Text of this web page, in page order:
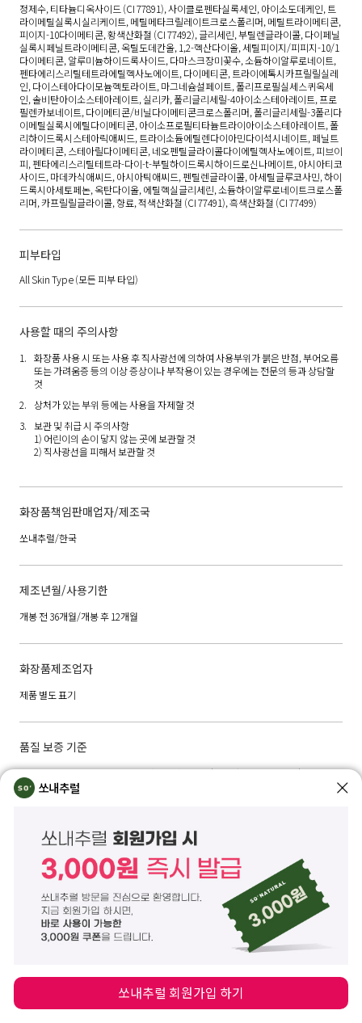
정제수, 티타늄디옥사이드 (CI 77891), 사이클로펜타실록세인, 아이소도데케인, 트
라이메틸실록시실리케이트, 메틸메타크릴레이트크로스폴리머, 메틸트라이메티콘,
피이지-10다이메티콘, 황색산화철 (CI 77492), 글리세린, 부틸렌글라이콜, 다이페닐
실록시페닐트라이메티콘, 옥틸도데칸올, 1,2-헥산다이올, 세틸피이지/피피지-10/1
다이메티콘, 알루미늄하이드록사이드, 다마스크장미꽃수, 소듐하이알루로네이트,
펜타에리스리틸테트라에틸헥사노에이트, 다이메티콘, 트라이에톡시카프릴릴실레
인, 다이스테아다이모늄헥토라이트, 마그네슘설페이트, 폴리프로필실세스퀴옥세
인, 솔비탄아이소스테아레이트, 실리카, 폴리글리세릴-4아이소스테아레이트, 프로
필렌카보네이트, 다이메티콘/비닐다이메티콘크로스폴리머, 폴리글리세릴-3폴리다
이메틸실록시에틸다이메티콘, 아이소프로필티타늄트라이아이소스테아레이트, 폴
리하이드록시스테아릭애씨드, 트라이소듐에틸렌다이아민다이석시네이트, 페닐트
라이메티콘, 스테아릴다이메티콘, 네오펜틸글라이콜다이에틸헥사노에이트, 피브이
피, 펜타에리스리틸테트라-다이-t-부틸하이드록시하이드로신나메이트, 아시아티코
사이드, 마데카식애씨드, 아시아틱애씨드, 펜틸렌글라이콜, 아세틸글루코사민, 하이
드록시아세토페논, 옥탄다이올, 에틸헥실글리세린, 소듐하이알루로네이트크로스폴
리머, 카프릴릴글라이콜, 향료, 적색산화철 (CI 77491), 흑색산화철 (CI 77499)
피부타입
All Skin Type(모든 피부 타입)
사용할 때의 주의사항
화장품 사용 시 또는 사용 후 직사광선에 의하여 사용부위가 붉은 반점, 부어오름
또는 가려움증 등의 이상 증상이나 부작용이 있는 경우에는 전문의 등과 상담할
것
상처가 있는 부위 등에는 사용을 자제할 것
보관 및 취급 시 주의사항
1) 어린이의 손이 닿지 않는 곳에 보관할 것
2) 직사광선을 피해서 보관할 것
화장품책임판매업자/제조국
쏘내추럴/한국
제조년월/사용기한
개봉 전 36개월/개봉 후 12개월
화장품제조업자
제품 별도 표기
품질 보증 기준
본 제품에 이상이 있을 경우, 공정거래위원회 고시 '소비자 분쟁 해결 기준'에 의해 보
상해 드립니다.
제품 이상 시, 쏘내추럴 고객센터 02) 573-6769 또는 CS CENTER를 통해 교환/반품/
상품하자/표시, 광고와 상이: 상품 수령 후 3개월 이내 및 표시. 광고와 다른 사실을 안
날 또는 알 수 있었던 날부터 30일 이내 (배송비: 판매자 부담)
A/S 책임자 및 전화번호
쏘내추럴 고객관리센터 02)573-6769 / 02)575-6716
쏘내추럴
쏘내추럴 회원가입 하기